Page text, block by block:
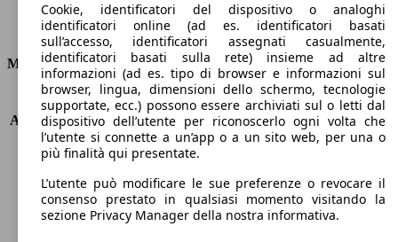
Consumi
Motore e Prestazioni
KW (PS)
96 kW (131 PS)
Accelerazione (0-100 km/h)
10.3s
Velocità massima (km/h)
187 km/h
Numero di marce
6
Coppia
300 nm
Cilindrata
1499 ccm
Carburante
Diesel
Cookie, identificatori del dispositivo o analoghi
identificatori online (ad es. identificatori basati
sull’accesso, identificatori assegnati casualmente,
identificatori basati sulla rete) insieme ad altre
informazioni (ad es. tipo di browser e informazioni sul
browser, lingua, dimensioni dello schermo, tecnologie
supportate, ecc.) possono essere archiviati sul o letti dal
dispositivo dell’utente per riconoscerlo ogni volta che
l’utente si connette a un’app o a un sito web, per una o
più finalità qui presentate.
L’utente può modificare le sue preferenze o revocare il
consenso prestato in qualsiasi momento visitando la
sezione Privacy Manager della nostra informativa.